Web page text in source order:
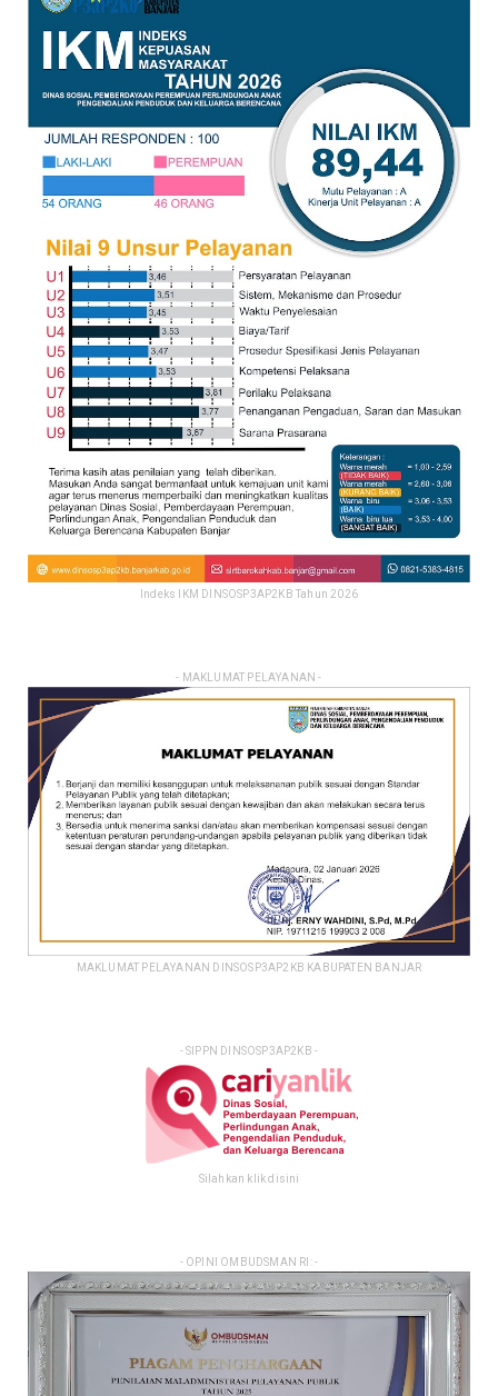
Indeks IKM DINSOSP3AP2KB Tahun 2026
- MAKLUMAT PELAYANAN -
MAKLUMAT PELAYANAN DINSOSP3AP2KB KABUPATEN BANJAR
- SIPPN DINSOSP3AP2KB -
Silahkan klik disini
- OPINI OMBUDSMAN RI: -